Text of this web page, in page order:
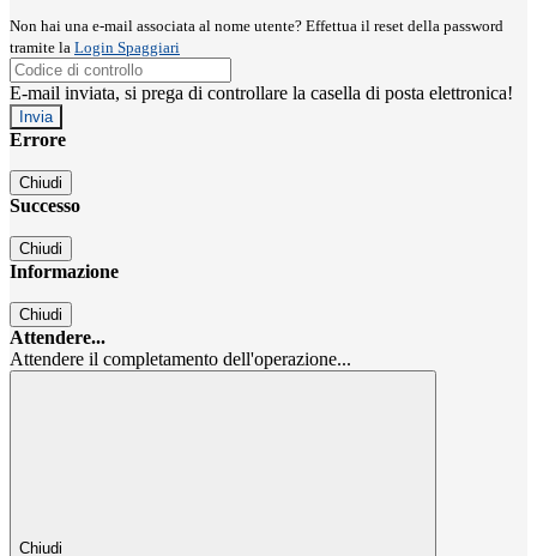
Non hai una e-mail associata al nome utente? Effettua il reset della password
tramite la Login Spaggiari
E-mail inviata, si prega di controllare la casella di posta elettronica!
Errore
Chiudi
Successo
Chiudi
Informazione
Chiudi
Attendere...
Attendere il completamento dell'operazione...
Chiudi